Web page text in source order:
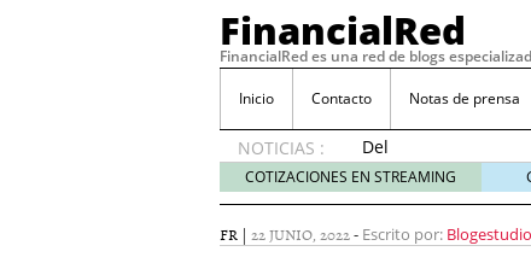
FinancialRed
FinancialRed es una red de blogs
Inicio Contacto Notas de prensa
NOTICIAS :
Del
depósito
a la
cómo
COTIZACIONES EN STREAMING
FR | 22 JUNIO, 2022- Escrito por: Blogestudio